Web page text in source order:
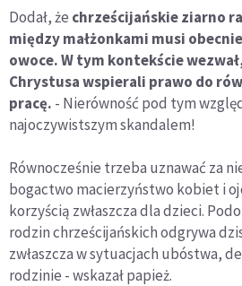
Dodał, że chrześcijańskie ziarno
między małżonkami musi
owoce. W tym kontekście
Chrystusa wspierali prawo do
pracę. - Nierówność pod tym
najoczywistszym skandalem!
Równocześnie trzeba uznawać za
bogactwo macierzyństwo kobiet i
korzyścią zwłaszcza dla dzieci.
rodzin chrześcijańskich odgrywa
zwłaszcza w sytuacjach ubóstwa,
rodzinie - wskazał papież.